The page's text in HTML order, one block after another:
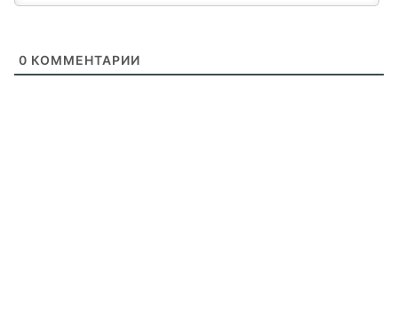
0 КОММЕНТАРИИ